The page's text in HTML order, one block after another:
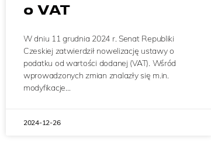
o VAT
W dniu 11 grudnia 2024 r. Senat Republiki
Czeskiej zatwierdził nowelizację ustawy o
podatku od wartości dodanej (VAT). Wśród
wprowadzonych zmian znalazły się m.in.
modyfikacje…
2024-12-26